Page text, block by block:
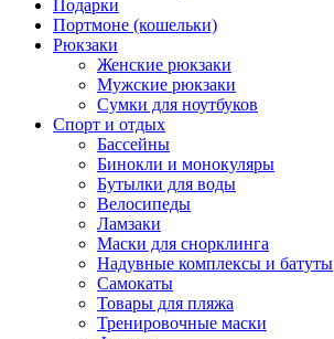
Подарки
Портмоне (кошельки)
Рюкзаки
Женские рюкзаки
Мужские рюкзаки
Сумки для ноутбуков
Спорт и отдых
Бассейны
Бинокли и монокуляры
Бутылки для воды
Велосипеды
Ламзаки
Маски для снорклинга
Надувные комплексы и батуты
Самокаты
Товары для пляжа
Тренировочные маски